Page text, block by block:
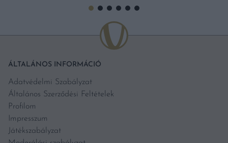
ÁLTALÁNOS INFORMÁCIÓ
Adatvédelmi Szabályzat
Általános Szerződési Feltételek
Profilom
Impresszum
Játékszabályzat